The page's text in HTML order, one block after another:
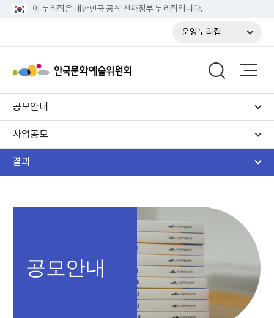
이 누리집은 대한민국 공식 전자정부 누리집입니다.
운영누리집
공모안내
사업공모
결과
공모안내